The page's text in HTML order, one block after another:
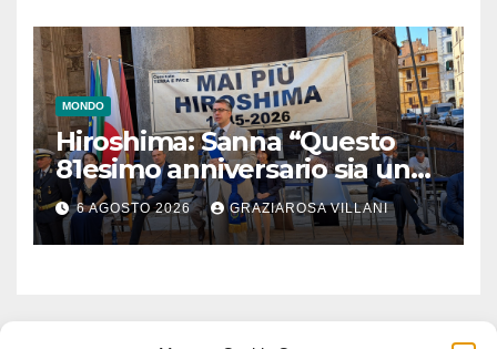
MONDO
Hiroshima: Sanna “Questo
81esimo anniversario sia un
monito per tutti”
6 AGOSTO 2026 GRAZIAROSA VILLANI